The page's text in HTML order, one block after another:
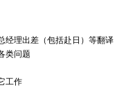
理出差（包括赴日）等翻译
类问题
工作